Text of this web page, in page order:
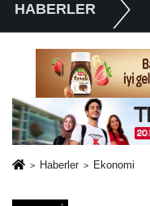
HABERLER
Haberler Ekonomi